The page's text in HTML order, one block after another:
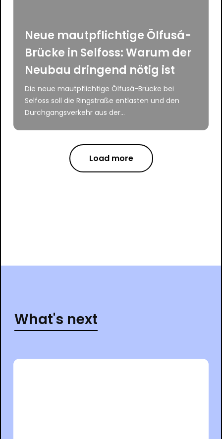
Neue mautpflichtige Ölfusá-
Brücke in Selfoss: Warum der
Neubau dringend nötig ist
Die neue mautpflichtige Ölfusá-Brücke bei
Selfoss soll die Ringstraße entlasten und den
Durchgangsverkehr aus der...
Load more
What's next